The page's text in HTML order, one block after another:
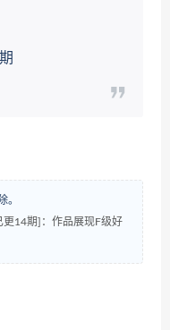
。
14期]：作品展现F级好